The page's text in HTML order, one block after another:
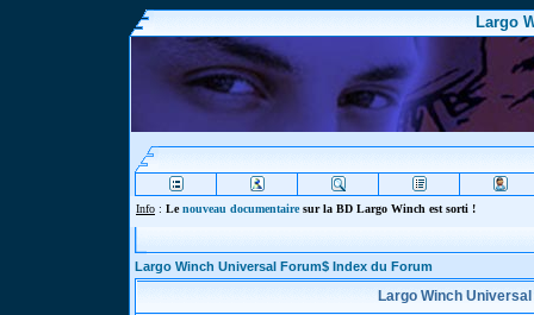
Largo
Info : Lenouveau documentairesur la BD Largo Winch est sorti !
Largo Winch Universal Forum$ Index du Forum
Largo Winch